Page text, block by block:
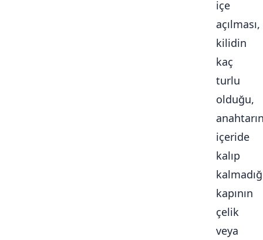
içe
açılması,
kilidin
kaç
turlu
olduğu,
içeride
kalıp
kapının
çelik
veya